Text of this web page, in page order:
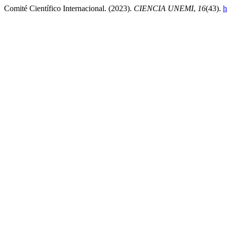
Comité Científico Internacional. (2023). CIENCIA UNEMI, 16(43).